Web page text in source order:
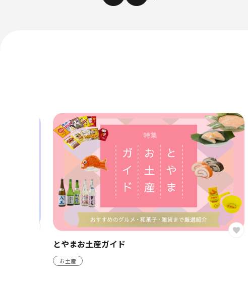
とやまお土産ガイド
お土産